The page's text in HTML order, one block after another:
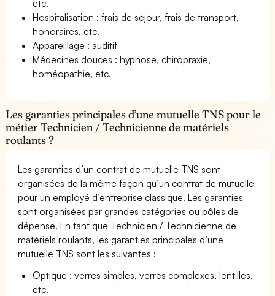
etc.
Hospitalisation : frais de séjour, frais de transport,
honoraires, etc.
Appareillage : auditif
Médecines douces : hypnose, chiropraxie,
homéopathie, etc.
Les garanties principales d’une mutuelle TNS pour le
métier Technicien / Technicienne de matériels
roulants ?
Les garanties d’un contrat de mutuelle TNS sont
organisées de la même façon qu’un contrat de mutuelle
pour un employé d’entreprise classique. Les garanties
sont organisées par grandes catégories ou pôles de
dépense. En tant que Technicien / Technicienne de
matériels roulants, les garanties principales d’une
mutuelle TNS sont les suivantes :
Optique : verres simples, verres complexes, lentilles,
etc.